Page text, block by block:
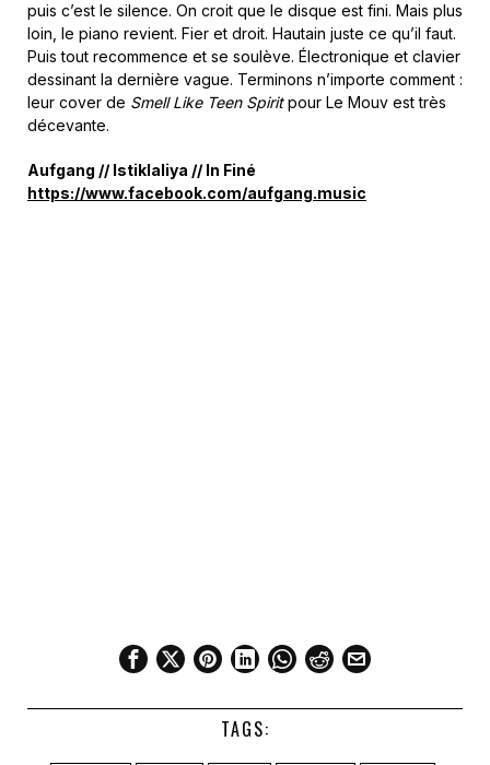
puis c’est le silence. On croit que le disque est fini. Mais plus
loin, le piano revient. Fier et droit. Hautain juste ce qu’il faut.
Puis tout recommence et se soulève. Électronique et clavier
dessinant la dernière vague. Terminons n’importe comment :
leur cover de Smell Like Teen Spiritpour Le Mouv est très
décevante.
Aufgang // Istiklaliya // In Finé
https://www.facebook.com/aufgang.music
TAGS: